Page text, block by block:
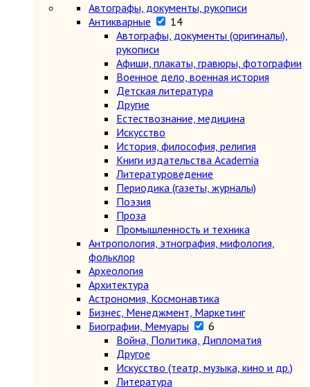
Автографы, документы, рукописи
Антикварные
14
Автографы, документы (оригиналы),
рукописи
Афиши, плакаты, гравюры, фотографии
Военное дело, военная история
Детская литература
Другие
Естествознание, медицина
Искусство
История, философия, религия
Книги издательства Academia
Литературоведение
Периодика (газеты, журналы)
Поэзия
Проза
Промышленность и техника
Антропология, этнография, мифология,
фольклор
Археология
Архитектура
Астрономия, Космонавтика
Бизнес, Менеджмент, Маркетинг
Биографии, Мемуары
6
Война, Политика, Дипломатия
Другое
Искусство (театр, музыка, кино и др.)
Литература